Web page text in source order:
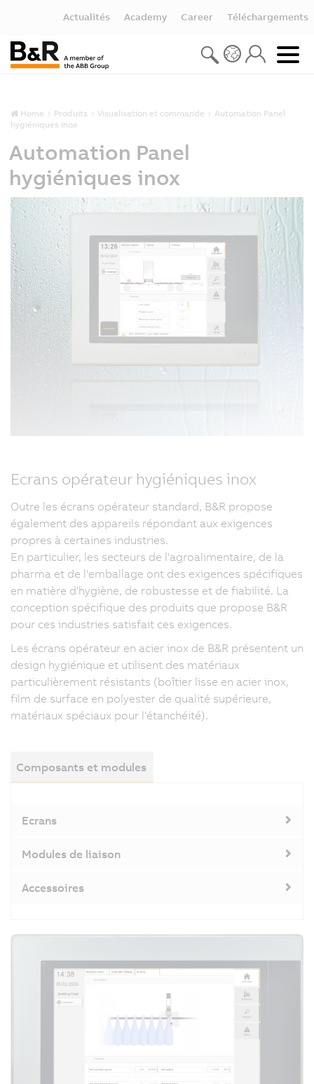
Actualités Academy Career Téléchargements
Home Produits Visualisation et commande
Automation Panel
hygiéniques inox
Automation Panel
hygiéniques inox
Ecrans opérateur hygiéniques inox
Outre les écrans opérateur standard, B&R propose
également des appareils répondant aux exigences
propres à certaines industries.
En particulier, les secteurs de l'agroalimentaire, de la
pharma et de l'emballage ont des exigences spécifiques
en matière d'hygiène, de robustesse et de fiabilité. La
conception spécifique des produits que propose B&R
pour ces industries satisfait ces exigences.
Les écrans opérateur en acier inox de B&R présentent un
design hygiénique et utilisent des matériaux
particulièrement résistants (boîtier lisse en acier inox,
film de surface en polyester de qualité supérieure,
matériaux spéciaux pour l'étanchéité).
Composants et modules
Ecrans
Modules de liaison
Accessoires